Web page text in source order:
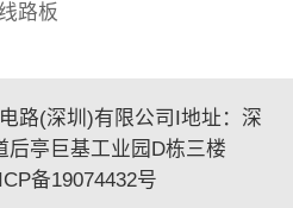
路板
路(深圳)有限公司I地址：深
后亭巨基工业园D栋三楼
备19074432号